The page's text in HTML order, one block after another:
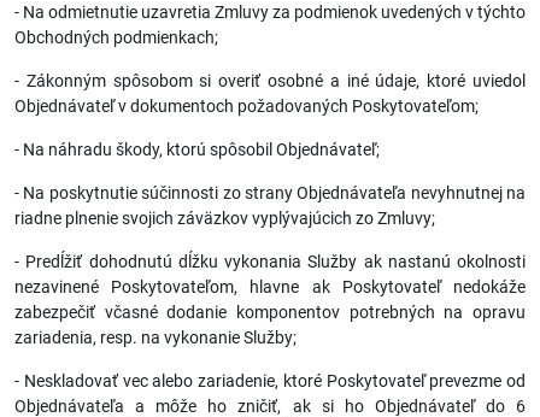
- Na odmietnutie uzavretia Zmluvy za podmienok uvedených v týchto
Obchodných podmienkach;
- Zákonným spôsobom si overiť osobné a iné údaje, ktoré uviedol
Objednávateľ v dokumentoch požadovaných Poskytovateľom;
- Na náhradu škody, ktorú spôsobil Objednávateľ;
- Na poskytnutie súčinnosti zo strany Objednávateľa nevyhnutnej na
riadne plnenie svojich záväzkov vyplývajúcich zo Zmluvy;
- Predĺžiť dohodnutú dĺžku vykonania Služby ak nastanú okolnosti
nezavinené Poskytovateľom, hlavne ak Poskytovateľ nedokáže
zabezpečiť včasné dodanie komponentov potrebných na opravu
zariadenia, resp. na vykonanie Služby;
- Neskladovať vec alebo zariadenie, ktoré Poskytovateľ prevezme od
Objednávateľa a môže ho zničiť, ak si ho Objednávateľ do 6